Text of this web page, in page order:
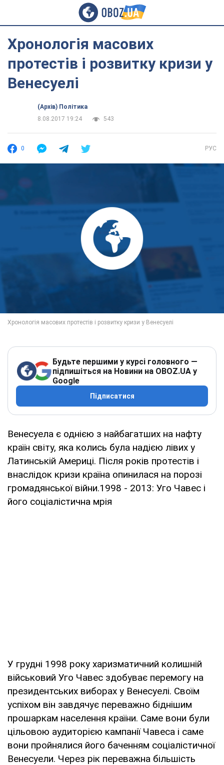
Хронологія масових
протестів і розвитку кризи у
Венесуелі
(Архів) Політика
8.08.2017 19:24
543
0 РУС
Будьте першими у курсі головного —
підпишіться на Новини на OBOZ.UA у
Google
Підписатися
Венесуела є однією з найбагатших на нафту
країн світу, яка колись була надією лівих у
Латинській Америці. Після років протестів і
внаслідок кризи країна опинилася на порозі
громадянської війни.1998 - 2013: Уго Чавес і
його соціалістична мрія
У грудні 1998 року харизматичний колишній
військовий Уго Чавес здобуває перемогу на
президентських виборах у Венесуелі. Своїм
успіхом він завдячує переважно біднішим
прошаркам населення країни. Саме вони були
цільовою аудиторією кампанії Чавеса і саме
вони пройнялися його баченням соціалістичної
Венесуели. Через рік переважна більшість